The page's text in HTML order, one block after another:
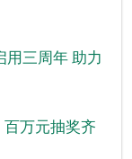
三周年 助力
万元抽奖齐